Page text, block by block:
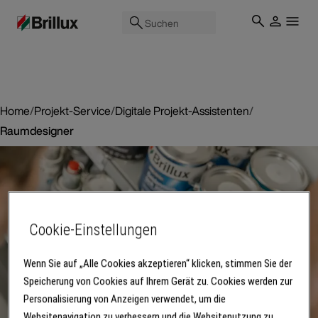
Suchen
Home/Projekt-Service/Digitale Projekt-Assistenten/
Raumdesigner
Cookie-Einstellungen
Wenn Sie auf „Alle Cookies akzeptieren“ klicken, stimmen Sie der
Speicherung von Cookies auf Ihrem Gerät zu. Cookies werden zur
Personalisierung von Anzeigen verwendet, um die